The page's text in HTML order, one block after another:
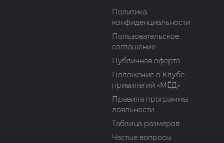
Политика
конфиденциальности
Пользовательское
соглашение
Публичная оферта
Положение о Клубе
привилегий «МЁД»
Правила программы
лояльности
Таблица размеров
Частые вопросы